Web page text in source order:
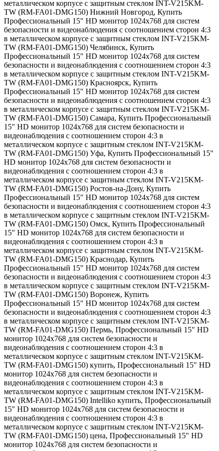
металлическом корпусе с защитным стеклом INT-V215KM-
TW (RM-FA01-DMG150) Нижний Новгород, Купить
Профессиональный 15" HD монитор 1024х768 для систем
безопасности и видеонаблюдения с соотношением сторон 4:3
в металлическом корпусе с защитным стеклом INT-V215KM-
TW (RM-FA01-DMG150) Челябинск, Купить
Профессиональный 15" HD монитор 1024х768 для систем
безопасности и видеонаблюдения с соотношением сторон 4:3
в металлическом корпусе с защитным стеклом INT-V215KM-
TW (RM-FA01-DMG150) Красноярск, Купить
Профессиональный 15" HD монитор 1024х768 для систем
безопасности и видеонаблюдения с соотношением сторон 4:3
в металлическом корпусе с защитным стеклом INT-V215KM-
TW (RM-FA01-DMG150) Самара, Купить Профессиональный
15" HD монитор 1024х768 для систем безопасности и
видеонаблюдения с соотношением сторон 4:3 в
металлическом корпусе с защитным стеклом INT-V215KM-
TW (RM-FA01-DMG150) Уфа, Купить Профессиональный 15"
HD монитор 1024х768 для систем безопасности и
видеонаблюдения с соотношением сторон 4:3 в
металлическом корпусе с защитным стеклом INT-V215KM-
TW (RM-FA01-DMG150) Ростов-на-Дону, Купить
Профессиональный 15" HD монитор 1024х768 для систем
безопасности и видеонаблюдения с соотношением сторон 4:3
в металлическом корпусе с защитным стеклом INT-V215KM-
TW (RM-FA01-DMG150) Омск, Купить Профессиональный
15" HD монитор 1024х768 для систем безопасности и
видеонаблюдения с соотношением сторон 4:3 в
металлическом корпусе с защитным стеклом INT-V215KM-
TW (RM-FA01-DMG150) Краснодар, Купить
Профессиональный 15" HD монитор 1024х768 для систем
безопасности и видеонаблюдения с соотношением сторон 4:3
в металлическом корпусе с защитным стеклом INT-V215KM-
TW (RM-FA01-DMG150) Воронеж, Купить
Профессиональный 15" HD монитор 1024х768 для систем
безопасности и видеонаблюдения с соотношением сторон 4:3
в металлическом корпусе с защитным стеклом INT-V215KM-
TW (RM-FA01-DMG150) Пермь, Профессиональный 15" HD
монитор 1024х768 для систем безопасности и
видеонаблюдения с соотношением сторон 4:3 в
металлическом корпусе с защитным стеклом INT-V215KM-
TW (RM-FA01-DMG150) купить, Профессиональный 15" HD
монитор 1024х768 для систем безопасности и
видеонаблюдения с соотношением сторон 4:3 в
металлическом корпусе с защитным стеклом INT-V215KM-
TW (RM-FA01-DMG150) Intelliko купить, Профессиональный
15" HD монитор 1024х768 для систем безопасности и
видеонаблюдения с соотношением сторон 4:3 в
металлическом корпусе с защитным стеклом INT-V215KM-
TW (RM-FA01-DMG150) цена, Профессиональный 15" HD
монитор 1024х768 для систем безопасности и